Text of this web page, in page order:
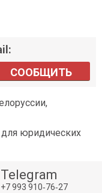
СООБЩИТЬ
юридических
Telegram
+7 993 910‑76‑27